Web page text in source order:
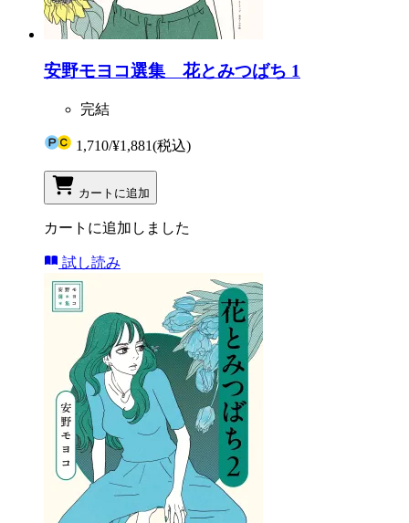
安野モヨコ選集 花とみつばち 1
完結
1,710/¥1,881(税込)
カートに追加
カートに追加しました
試し読み